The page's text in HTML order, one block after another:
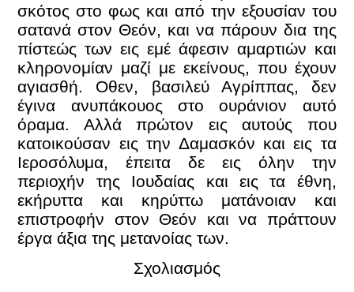
σκότος στο φως και από την εξουσίαν του
σατανά στον Θεόν, και να πάρουν δια της
πίστεώς των εις εμέ άφεσιν αμαρτιών και
κληρονομίαν μαζί με εκείνους, που έχουν
αγιασθή. Οθεν, βασιλεύ Αγρίππας, δεν
έγινα ανυπάκουος στο ουράνιον αυτό
όραμα. Αλλά πρώτον εις αυτούς που
κατοικούσαν εις την Δαμασκόν και εις τα
Ιεροσόλυμα, έπειτα δε εις όλην την
περιοχήν της Ιουδαίας και εις τα έθνη,
εκήρυττα και κηρύττω ματάνοιαν και
επιστροφήν στον Θεόν και να πράττουν
έργα άξια της μετανοίας των.
Σχολιασμός